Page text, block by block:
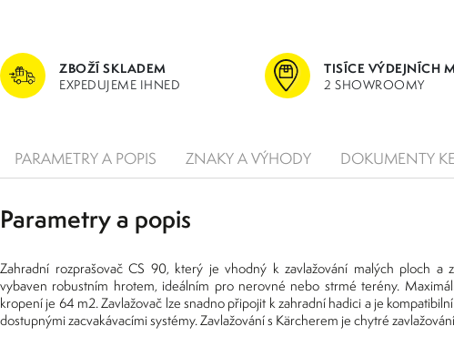
ZBOŽÍ SKLADEM
EXPEDUJEME IHNED
TISÍCE VÝDEJNÍCH
2 SHOWROOMY
PARAMETRY A POPIS ZNAKY A VÝHODY DOKUMENTY
Parametry a popis
Zahradní rozprašovač CS 90, který je vhodný k zavlažování malých ploch a
vybaven robustním hrotem, ideálním pro nerovné nebo strmé terény.
kropení je 64 m2. Zavlažovač lze snadno připojit k zahradní hadici a je
dostupnými zacvakávacími systémy. Zavlažování s Kärcherem je chytré